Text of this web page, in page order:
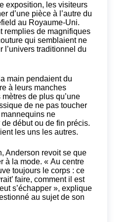
exposition, les visiteurs
d’une pièce à l’autre du
au Royaume-Uni.
remplies de magnifiques
qui semblaient ne
l’univers traditionnel du
main pendaient du
à leurs manches
de plus qu’une
de ne pas toucher
ne
début ou de fin précis.
les uns les autres.
Anderson revoit se que
à la mode. « Au centre
toujours le corps : ce
faire, comment il est
s’échapper », explique
au sujet de son